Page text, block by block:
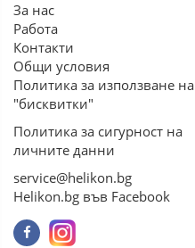
За нас
Работа
Контакти
Общи условия
Политика за използване на
"бисквитки"
Политика за сигурност на
личните данни
service@helikon.bg
Helikon.bg във Facebook